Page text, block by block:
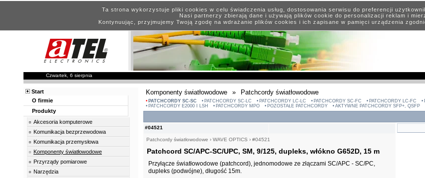
Ta strona wykorzystuje pliki cookies w celu świadczenia usług, dostosowania serwisu do preferencji
Nasi partnerzy zbierają dane i używają plików cookie do personalizacji reklam i
Kontynuując, przyjmujemy Twoją zgodę na wdrażanie plików cookies i ich zapisane w pamięci urządzenia
Czwartek, 6 sierpnia
Komponenty światłowodowe » Patchcordy światłowodowe
PATCHCORDY SC-SC PATCHCORDY SC-LC PATCHCORDY LC-LC PATCHCORDY SC-FC PATCHCORDY LC-FC
PATCHCORDY E2000 I LSH
PATCHCORDY MPO POZOSTAŁE PATCHCORDY AKTYWNE PATCHCORDY SFP+, QSFP
#04521
Patchcordy światłowodowe › WAVE OPTICS › #04521
Patchcord SC/APC-SC/UPC, SM, 9/125, dupleks, włókno G652D, 15 m
Przyłącze światłowodowe (patchcord), jednomodowe ze złączami SC/APC - SC/PC,
dupleks (podwójne), długość 15m.
Start
O firmie
Produkty
Akcesoria komputerowe
Komunikacja bezprzewodowa
Komunikacja przemysłowa
Komponenty światłowodowe
Przyrządy pomiarowe
Narzędzia